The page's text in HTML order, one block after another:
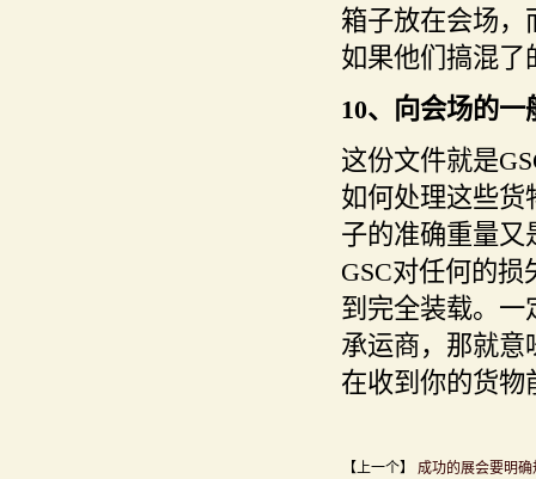
箱子放在会场，
如果他们搞混了
10、向会场的
这份文件就是
如何处理这些货
子的准确重量又
GSC对任何的
到完全装载。一
承运商，那就意
在收到你的货物
【上一个】 成功的展会要明确